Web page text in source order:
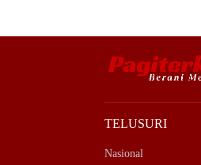
TELUSURI
Nasional